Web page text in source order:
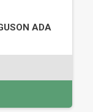
ADA